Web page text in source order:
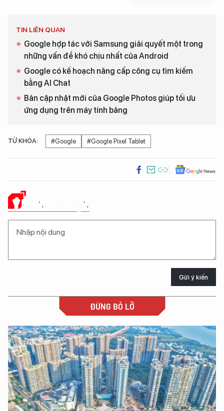
TIN LIÊN QUAN
Google hợp tác với Samsung giải quyết một trong
những vấn đề khó chịu nhất của Android
Google có kế hoạch nâng cấp công cụ tìm kiếm
bằng AI Chat
Bản cập nhật mới của Google Photos giúp tối ưu
ứng dụng trên máy tính bảng
TỪ KHÓA: #Google #Google Pixel Tablet
Ý KIẾN CỦA BẠN
Gửi ý kiến
ĐỪNG BỎ LỠ